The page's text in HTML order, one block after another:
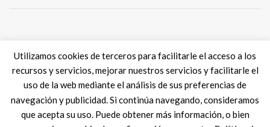
Digital Skills ES2017 SPAIN |Aviso legal|Política de Cookies
Utilizamos cookies de terceros para facilitarle el acceso a los
recursos y servicios, mejorar nuestros servicios y facilitarle el
uso de la web mediante el análisis de sus preferencias de
navegación y publicidad. Si continúa navegando, consideramos
que acepta su uso. Puede obtener más información, o bien